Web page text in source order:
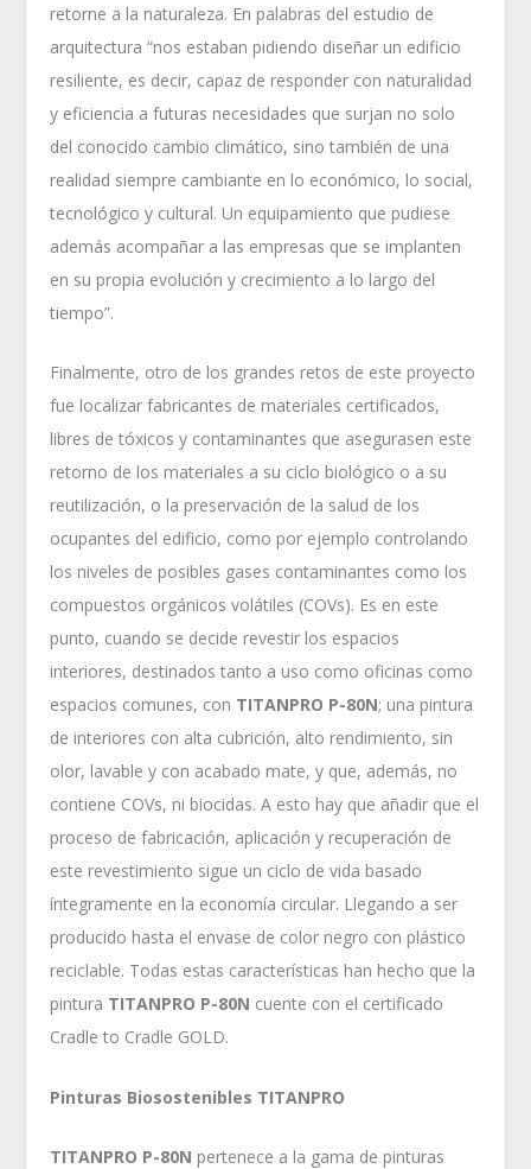
retorne a la naturaleza. En palabras del estudio de
arquitectura “nos estaban pidiendo diseñar un edificio
resiliente, es decir, capaz de responder con naturalidad
y eficiencia a futuras necesidades que surjan no solo
del conocido cambio climático, sino también de una
realidad siempre cambiante en lo económico, lo social,
tecnológico y cultural. Un equipamiento que pudiese
además acompañar a las empresas que se implanten
en su propia evolución y crecimiento a lo largo del
tiempo”.
Finalmente, otro de los grandes retos de este proyecto
fue localizar fabricantes de materiales certificados,
libres de tóxicos y contaminantes que asegurasen este
retorno de los materiales a su ciclo biológico o a su
reutilización, o la preservación de la salud de los
ocupantes del edificio, como por ejemplo controlando
los niveles de posibles gases contaminantes como los
compuestos orgánicos volátiles (COVs). Es en este
punto, cuando se decide revestir los espacios
interiores, destinados tanto a uso como oficinas como
espacios comunes, con TITANPRO P-80N; una pintura
de interiores con alta cubrición, alto rendimiento, sin
olor, lavable y con acabado mate, y que, además, no
contiene COVs, ni biocidas. A esto hay que añadir que el
proceso de fabricación, aplicación y recuperación de
este revestimiento sigue un ciclo de vida basado
íntegramente en la economía circular. Llegando a ser
producido hasta el envase de color negro con plástico
reciclable. Todas estas características han hecho que la
pintura TITANPRO P-80N cuente con el certificado
Cradle to Cradle GOLD.
Pinturas Biosostenibles TITANPRO
TITANPRO P-80N pertenece a la gama de pinturas